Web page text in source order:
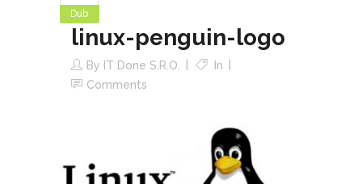
Dub
linux-penguin-logo
By IT Done S.r.o.
In
Comments